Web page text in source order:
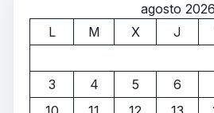
agosto 2026
L
M X J
3
4 5 6